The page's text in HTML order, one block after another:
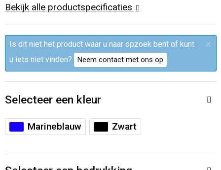
Reistassen
Accessoires voor tassen
Documententassen
Koeltassen en Koelboxen
Toilettassen
Bodywarmers
Veiligheidsvesten en Veiligheidshesjes
Handschoenen en Sjaals
Been- en voetbescherming
Polo's
Bekijk alle productspecificaties
Is dit niet het product waar u naar opzoek bent of kunt
u iets niet vinden?
Neem contact met ons op
×
Selecteer een kleur
Marineblauw Zwart